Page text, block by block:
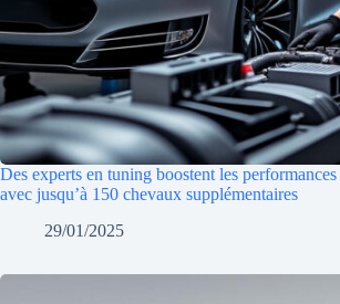
Des experts en tuning boostent les performances
avec jusqu’à 150 chevaux supplémentaires
29/01/2025